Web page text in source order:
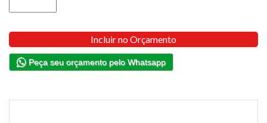
Incluir no Orçamento
Peça seu orçamento pelo Whatsapp